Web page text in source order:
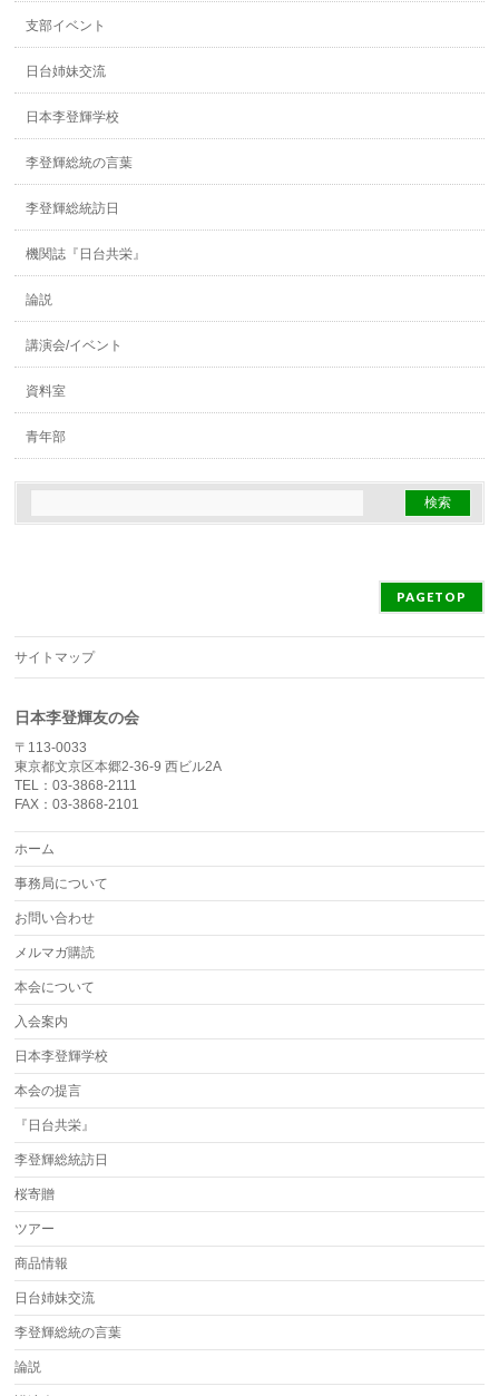
支部イベント
日台姉妹交流
日本李登輝学校
李登輝総統の言葉
李登輝総統訪日
機関誌『日台共栄』
論説
講演会/イベント
資料室
青年部
PAGETOP
サイトマップ
日本李登輝友の会
〒113-0033
東京都文京区本郷2-36-9 西ビル2A
TEL：03-3868-2111
FAX：03-3868-2101
ホーム
事務局について
お問い合わせ
メルマガ購読
本会について
入会案内
日本李登輝学校
本会の提言
『日台共栄』
李登輝総統訪日
桜寄贈
ツアー
商品情報
日台姉妹交流
李登輝総統の言葉
論説